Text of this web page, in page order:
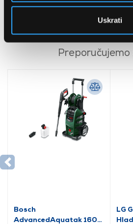
Uskrati
1.306,99 EUR
Preporučujemo
Bosch
AdvancedAquatak 160
LG